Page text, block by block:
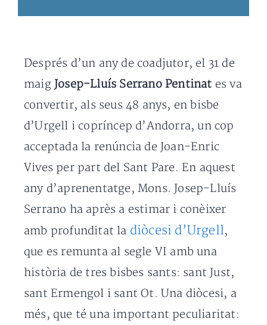
Després d’un any de coadjutor, el 31 de
maig Josep-Lluís Serrano Pentinat es va
convertir, als seus 48 anys, en bisbe
d’Urgell i copríncep d’Andorra, un cop
acceptada la renúncia de Joan-Enric
Vives per part del Sant Pare. En aquest
any d’aprenentatge, Mons. Josep-Lluís
Serrano ha après a estimar i conèixer
amb profunditat la diòcesi d’Urgell,
que es remunta al segle VI amb una
història de tres bisbes sants: sant Just,
sant Ermengol i sant Ot. Una diòcesi, a
més, que té una important peculiaritat: